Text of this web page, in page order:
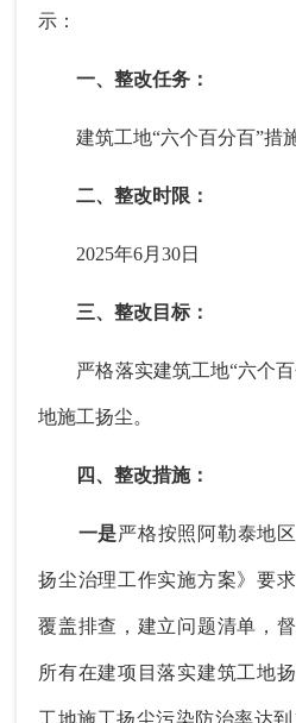
示：
一、整改任务：
建筑工地“六个百分百”措
二、整改时限：
2025年6月30日
三、整改目标：
严格落实建筑工地“六个百
地施工扬尘。
四、整改措施：
一是严格按照阿勒泰地
扬尘治理工作实施方案》要
覆盖排查，建立问题清单，
所有在建项目落实建筑工地
工地施工扬尘污染防治率达